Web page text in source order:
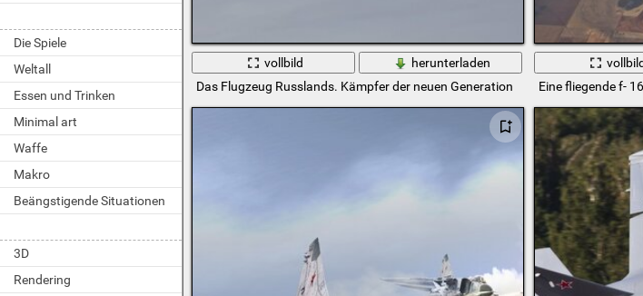
Die Spiele
Weltall
Essen und Trinken
Minimal art
Waffe
Makro
Beängstigende Situationen
3D
Rendering
vollbild
herunterladen
Das Flugzeug Russlands. Kämpfer der neuen Generation
vollbild
Eine fliegende f-